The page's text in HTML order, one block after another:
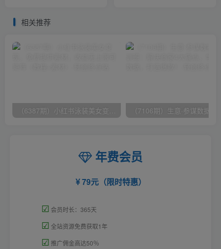
相关推荐
（6387期）小红书泳装美女变现，免费提供素材，收益无上限可矩阵（教程+素材）
年费会员
79元（限时特惠）
☑ 会员时长：365天
☑ 全站资源免费获取1年
☑ 推广佣金高达50％